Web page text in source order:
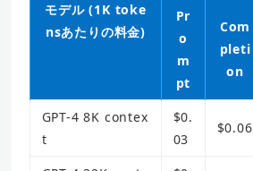
モデル (1K toke
nsあたりの料金)
Pr
o
m
pt
Com
pleti
on
GPT-4 8K contex
t
$0.
03
$0.06